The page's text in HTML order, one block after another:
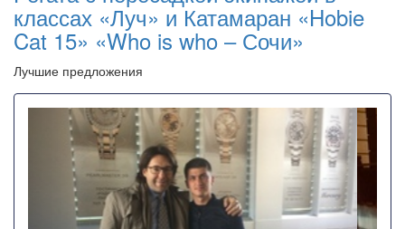
классах «Луч» и Катамаран «Hobie
Cat 15» «Who is who – Сочи»
Лучшие предложения
Назад